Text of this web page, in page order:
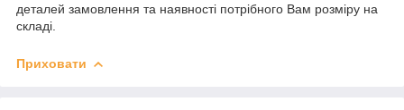
деталей замовлення та наявності потрібного Вам розміру на
складі.
Приховати